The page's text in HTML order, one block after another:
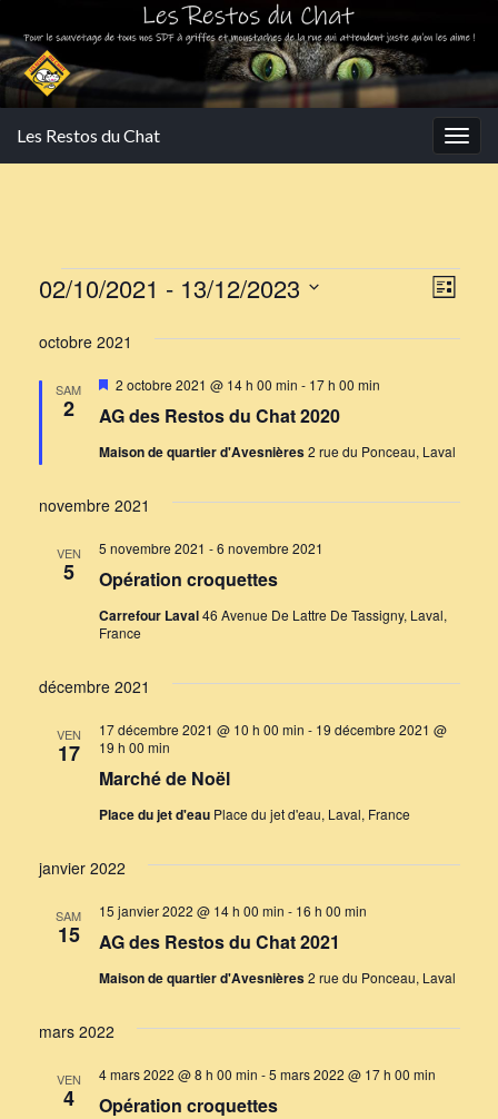
Les Restos du Chat
Évènements
vues
Liste
02/10/2021 - 13/12/2023
une
octobre 2021
SAM
2 AG des Restos du Chat 2020
Mis
avant
2 octobre 2021 @ 14 h 00 min - 17 h 00 min
Maison de quartier d'Avesnières2 rue du Ponceau, Laval
novembre 2021
VEN
5 Opération croquettes
5 novembre 2021 -6 novembre 2021
Carrefour Laval46 Avenue De Lattre De Tassigny, Laval,
France
décembre 2021
VEN
17
Marché de Noël
17 décembre 2021 @ 10 h 00 min - 19 décembre 2021 @
19 h 00 min
Place du jet d'eau Place du jet d'eau, Laval, France
janvier 2022
SAM
15 AG des Restos du Chat 2021
15 janvier 2022 @ 14 h 00 min - 16 h 00 min
Maison de quartier d'Avesnières2 rue du Ponceau, Laval
mars 2022
VEN
4 Opération croquettes
4 mars 2022 @ 8 h 00 min -5 mars 2022 @ 17 h 00 min